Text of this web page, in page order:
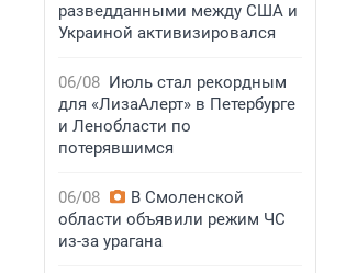
разведданными между США и
Украиной активизировался
06/08 Июль стал рекордным
для «ЛизаАлерт» в Петербурге
и Ленобласти по
потерявшимся
06/08
В Смоленской
области объявили режим ЧС
из-за урагана